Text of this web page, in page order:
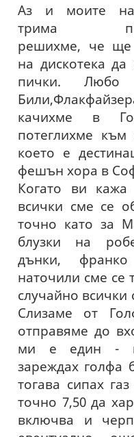
Аз и моите
трима
решихме, че ще
на дискотека да
пички. Любо
качихме в
потеглихме към
което е
фешън хора в
Когато ви
всички сме се
точно като за
блузки на
дънки,
наточили сме се
случайно всички
Слизаме от
отправяме до
ми е един -
зареждах
тогава сипах
точно 7,50 да
включва и